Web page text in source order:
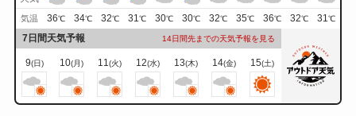
気温 36℃ 34℃ 32℃ 31℃ 30℃ 30℃ 32℃ 35℃ 36℃ 32℃ 31℃
7日間天気予報 14日間先までの天気予報を見る
9(日) 10(月) 11 (火) 12(水) 13(木) 14(金) 15(土)